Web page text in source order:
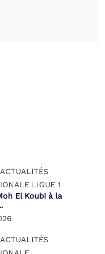
LIGUE 1
El Koubi à la